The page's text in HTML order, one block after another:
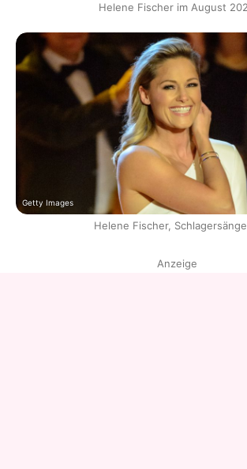
Helene Fischer im August
Getty Images
Helene Fischer,
Anzeige